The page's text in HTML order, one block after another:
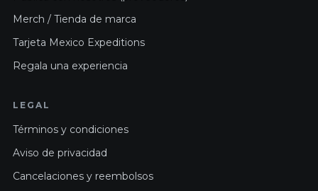
Merch / Tienda de marca
Tarjeta Mexico Expeditions
Regala una experiencia
LEGAL
Términos y condiciones
Aviso de privacidad
Cancelaciones y reembolsos